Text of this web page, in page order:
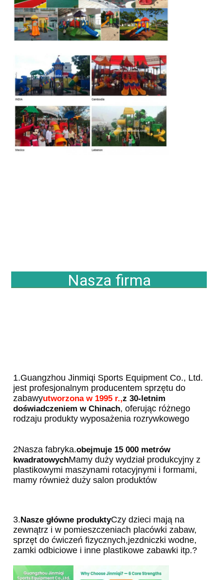
Nasza firma
1.Guangzhou Jinmiqi Sports Equipment Co., Ltd.
jest profesjonalnym producentem sprzętu do
zabawyutworzona w 1995 r.,z 30-letnim
doświadczeniem w Chinach, oferując różnego
rodzaju produkty wyposażenia rozrywkowego
2Nasza fabryka.obejmuje 15 000 metrów
kwadratowychMamy duży wydział produkcyjny z
plastikowymi maszynami rotacyjnymi i formami,
mamy również duży salon produktów
3. Nasze główne produktyCzy dzieci mają na
zewnątrz i w pomieszczeniach placówki zabaw,
sprzęt do ćwiczeń fizycznych,jezdniczki wodne,
zamki odbiciowe i inne plastikowe zabawki itp.?